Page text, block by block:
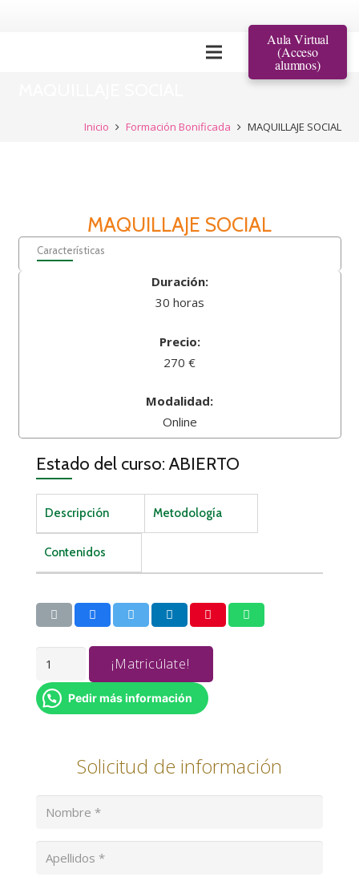
Aula Virtual
(Acceso
alumnos)
Inicio Formación Bonificada MAQUILLAJE SOCIAL
MAQUILLAJE SOCIAL
Características
Duración:
30 horas
Precio:
270 €
Modalidad:
Online
Estado del curso: ABIERTO
Descripción Metodología
Contenidos
MAQUILLAJE
cantidad
¡Matricúlate!
Pedir más información
Solicitud de información